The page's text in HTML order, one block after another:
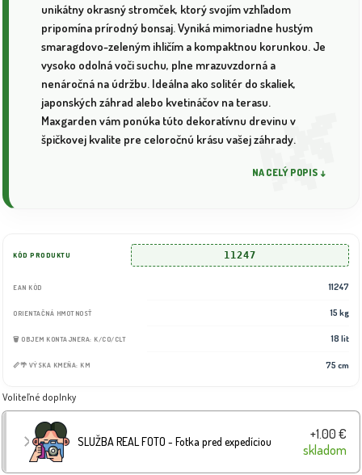
unikátny okrasný stromček, ktorý svojím vzhľadom
pripomína prírodný bonsaj. Vyniká mimoriadne hustým
smaragdovo-zeleným ihličím a kompaktnou korunkou. Je
vysoko odolná voči suchu, plne mrazuvzdorná a
nenáročná na údržbu. Ideálna ako solitér do skaliek,
japonských záhrad alebo kvetináčov na terasu.
Maxgarden vám ponúka túto dekoratívnu drevinu v
špičkovej kvalite pre celoročnú krásu vašej záhrady.
NA CELÝ POPIS ↓
KÓD PRODUKTU 11247
EAN KÓD 11247
ORIENTAČNÁ HMOTNOSŤ 15 kg
🗑️ OBJEM KONTAJNERA: K/CO/CLT 18 lit
📏🌴 VÝSKA KMEŇA: KM 75 cm
Voliteľné doplnky
SLUŽBA REAL FOTO - Fotka pred expedíciou
+1.00 €
skladom